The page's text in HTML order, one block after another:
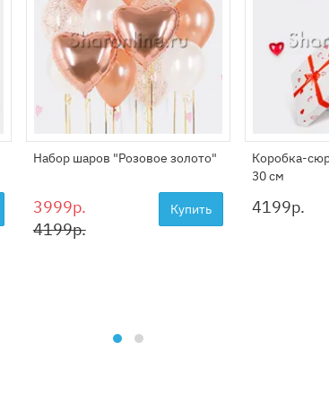
Набор шаров "Розовое золото"
3999р.
4199р.
Купить
Коробка-
30 см
4199р.